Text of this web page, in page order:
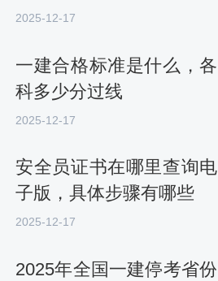
2025-12-17
一建合格标准是什么，各
科多少分过线
2025-12-17
安全员证书在哪里查询电
子版，具体步骤有哪些
2025-12-17
2025年全国一建停考省份